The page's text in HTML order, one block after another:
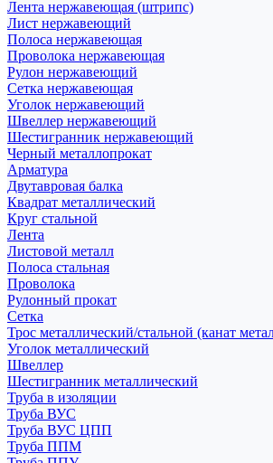
Лента нержавеющая (штрипс)
Лист нержавеющий
Полоса нержавеющая
Проволока нержавеющая
Рулон нержавеющий
Сетка нержавеющая
Уголок нержавеющий
Швеллер нержавеющий
Шестигранник нержавеющий
Черный металлопрокат
Арматура
Двутавровая балка
Квадрат металлический
Круг стальной
Лента
Листовой металл
Полоса стальная
Проволока
Рулонный прокат
Сетка
Трос металлический/стальной (канат
Уголок металлический
Швеллер
Шестигранник металлический
Труба в изоляции
Труба ВУС
Труба ВУС ЦПП
Труба ППМ